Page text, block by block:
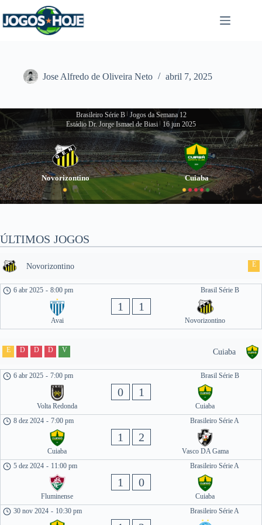
para
o
Jose Alfredo de Oliveira Neto abril 7, 2025
Brasileiro Série B
Jogos da Semana 12
Estádio Dr. Jorge Ismael de Biasi
16 jun 2025
Novorizontino Cuiaba
ÚLTIMOS JOGOS
Novorizontino E
Brasil Série B
6 abr 2025 - 8:00 pm
Avai
1 1
Novorizontino
Cuiaba
E D D D V
Brasil Série B
6 abr 2025 - 7:00 pm
Volta Redonda
0 1
Cuiaba
Brasileiro Série A
8 dez 2024 - 7:00 pm
Cuiaba
1 2
Vasco DA Gama
Brasileiro Série A
5 dez 2024 - 11:00 pm
Fluminense
1 0
Cuiaba
Brasileiro Série A
30 nov 2024 - 10:30 pm